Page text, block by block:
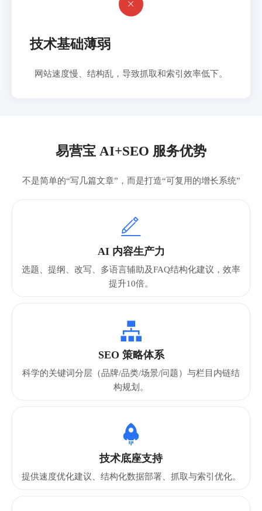

技术基础薄弱
网站速度慢、结构乱，导致抓取和索引效率低下。
易营宝 AI+SEO 服务优势
不是简单的“写几篇文章”，而是打造“可复用的增长系统”

AI 内容生产力
选题、提纲、改写、多语言辅助及FAQ结构化建议，效率
提升10倍。

SEO 策略体系
科学的关键词分层（品牌/品类/场景/问题）与栏目内链结
构规划。

技术底座支持
提供速度优化建议、结构化数据部署、抓取与索引优化。